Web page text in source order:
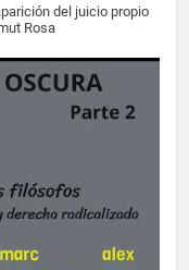
del juicio propio
Rosa